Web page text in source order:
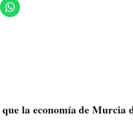
la economía de Murcia